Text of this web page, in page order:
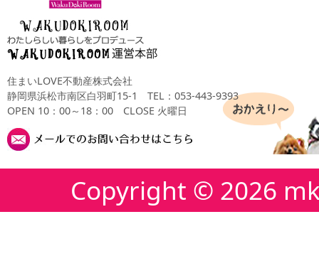
住まいLOVE不動産株式会社
静岡県浜松市南区白羽町15-1 TEL：053-443-9393
OPEN 10：00～18：00 CLOSE 火曜日
Copyright © 2026